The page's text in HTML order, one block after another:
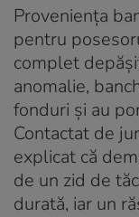
Proveniența
pentru
complet
anomalie,
fonduri și au
Contactat de
explicat că
de un zid de
durată, iar un